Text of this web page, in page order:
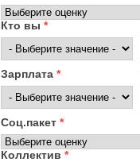
Кто вы *
Зарплата *
Соц.пакет *
Коллектив *